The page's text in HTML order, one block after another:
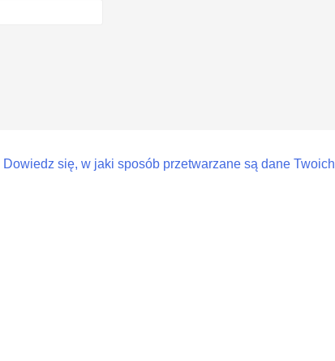
Dowiedz się, w jaki sposób przetwarzane są dane Twoich